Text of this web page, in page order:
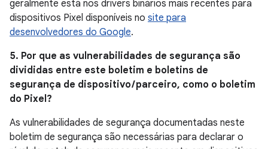
geralmente está nos drivers binários mais recentes para
dispositivos Pixel disponíveis no site para
desenvolvedores do Google.
5. Por que as vulnerabilidades de segurança são
divididas entre este boletim e boletins de
segurança de dispositivo / parceiro, como o boletim
do Pixel?
As vulnerabilidades de segurança documentadas neste
boletim de segurança são necessárias para declarar o